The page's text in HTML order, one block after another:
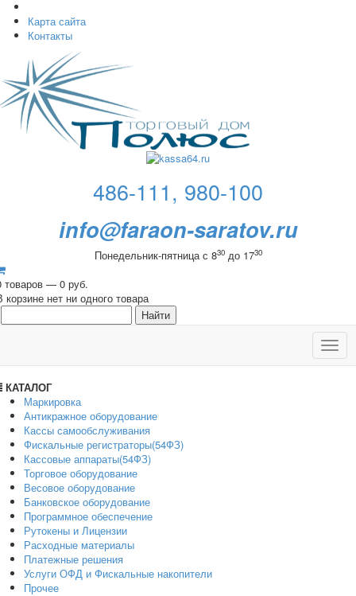
Карта сайта
Контакты
486-111, 980-100
info@faraon-saratov.ru
Понедельник-пятница с 830до 1730
товаров — 0 руб.
корзине нет ни одного товара
КАТАЛОГ
Маркировка
Антикражное оборудование
Кассы самообслуживания
Фискальные регистраторы(54ФЗ)
Кассовые аппараты(54ФЗ)
Торговое оборудование
Весовое оборудование
Банковское оборудование
Программное обеспечение
Рутокены и Лицензии
Расходные материалы
Платежные решения
Услуги ОФД и Фискальные накопители
Прочее